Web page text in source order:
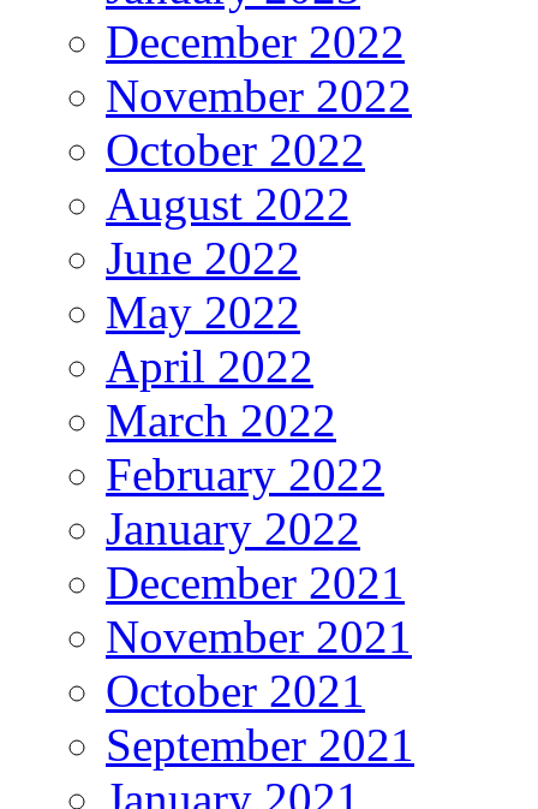
December 2022
November 2022
October 2022
August 2022
June 2022
May 2022
April 2022
March 2022
February 2022
January 2022
December 2021
November 2021
October 2021
September 2021